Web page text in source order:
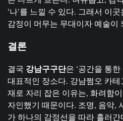
‘나’를 느낄 수 있다. 그래서 이
감정이 머무는 무대이자 예술이
결론
결국 강남구구단은 ‘공간을 통
대표적인 장소다. 강남쩜오 카
재로 자리 잡은 이유는, 화려함
자인했기 때문이다. 조명, 음악,
가 하나의 감정선을 따라 흘러